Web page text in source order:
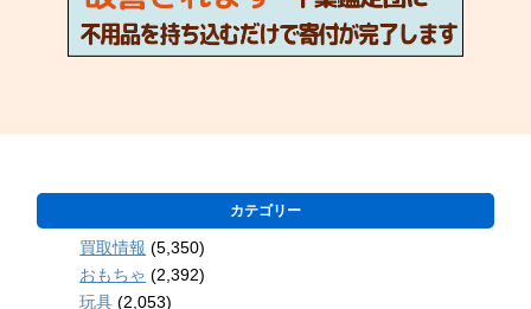
カテゴリー
買取情報 (5,350)
おもちゃ (2,392)
玩具 (2,053)